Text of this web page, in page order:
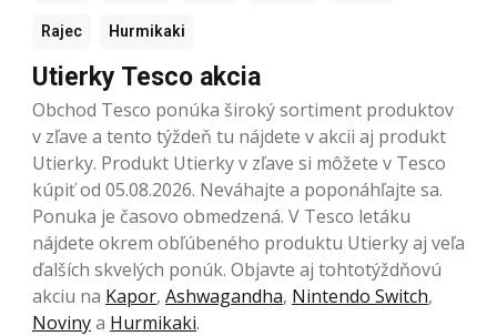
Rajec Hurmikaki
Utierky Tesco akcia
Obchod Tesco ponúka široký sortiment produktov
v zľave a tento týždeň tu nájdete v akcii aj produkt
Utierky. Produkt Utierky v zľave si môžete v Tesco
kúpiť od 05.08.2026. Neváhajte a poponáhľajte sa.
Ponuka je časovo obmedzená. V Tesco letáku
nájdete okrem obľúbeného produktu Utierky aj veľa
ďalších skvelých ponúk. Objavte aj tohtotýždňovú
akciu na Kapor, Ashwagandha, Nintendo Switch,
Novinya Hurmikaki.